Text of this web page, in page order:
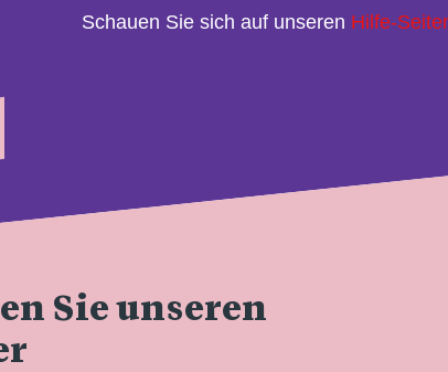
Schauen Sie sich auf unseren Hilfe-
Sie unseren